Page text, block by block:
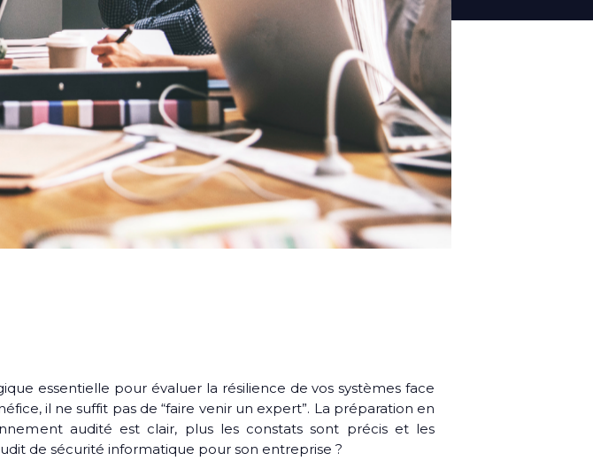
essentielle pour évaluer la résilience de vos systèmes face
il ne suffit pas de “faire venir un expert”. La préparation en
audité est clair, plus les constats sont précis et les
de sécurité informatique pour son entreprise ?